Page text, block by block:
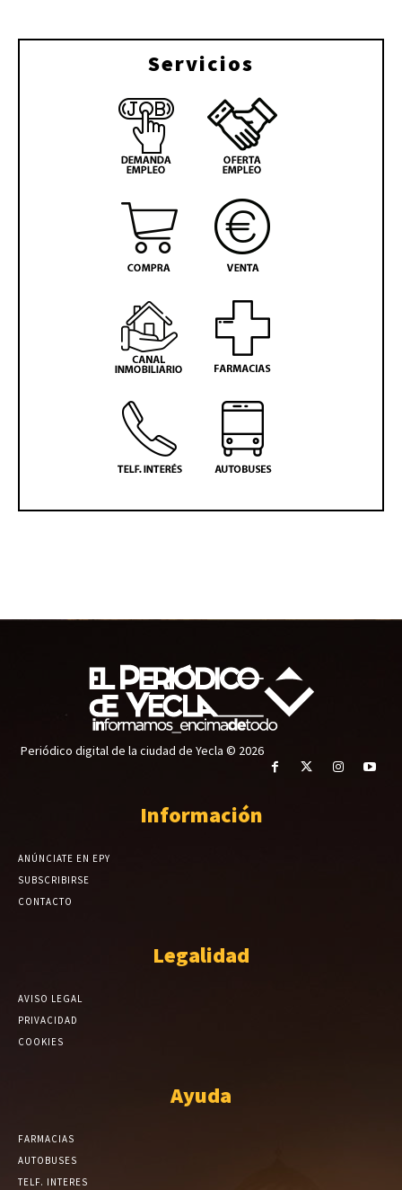
Servicios
Periódico digital de la ciudad de Yecla © 2026
Información
ANÚNCIATE EN EPY
SUBSCRIBIRSE
CONTACTO
Legalidad
AVISO LEGAL
PRIVACIDAD
COOKIES
Ayuda
FARMACIAS
AUTOBUSES
TELF. INTERES